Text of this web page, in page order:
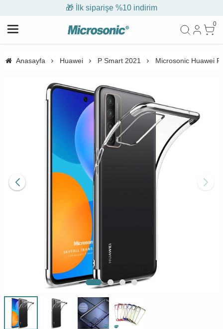
🎁 İlk siparişe %10 indirim
0
Anasayfa Huawei P Smart 2021 Microsonic Huawei